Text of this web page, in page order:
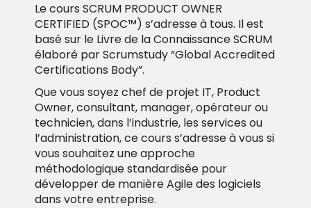
Le cours SCRUM PRODUCT OWNER
CERTIFIED (SPOC™) s’adresse à tous. Il est
basé sur le Livre de la Connaissance SCRUM
élaboré par Scrumstudy “Global Accredited
Certifications Body”.
Que vous soyez chef de projet IT, Product
Owner, consultant, manager, opérateur ou
technicien, dans l’industrie, les services ou
l’administration, ce cours s’adresse à vous si
vous souhaitez une approche
méthodologique standardisée pour
développer de manière Agile des logiciels
dans votre entreprise.